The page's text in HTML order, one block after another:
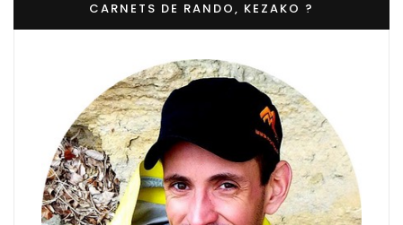
CARNETS DE RANDO, KEZAKO ?